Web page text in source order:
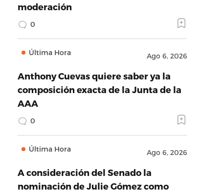
moderación
0
Última Hora Ago 6, 2026
Anthony Cuevas quiere saber ya la
composición exacta de la Junta de la
AAA
0
Última Hora Ago 6, 2026
A consideración del Senado la
nominación de Julie Gómez como